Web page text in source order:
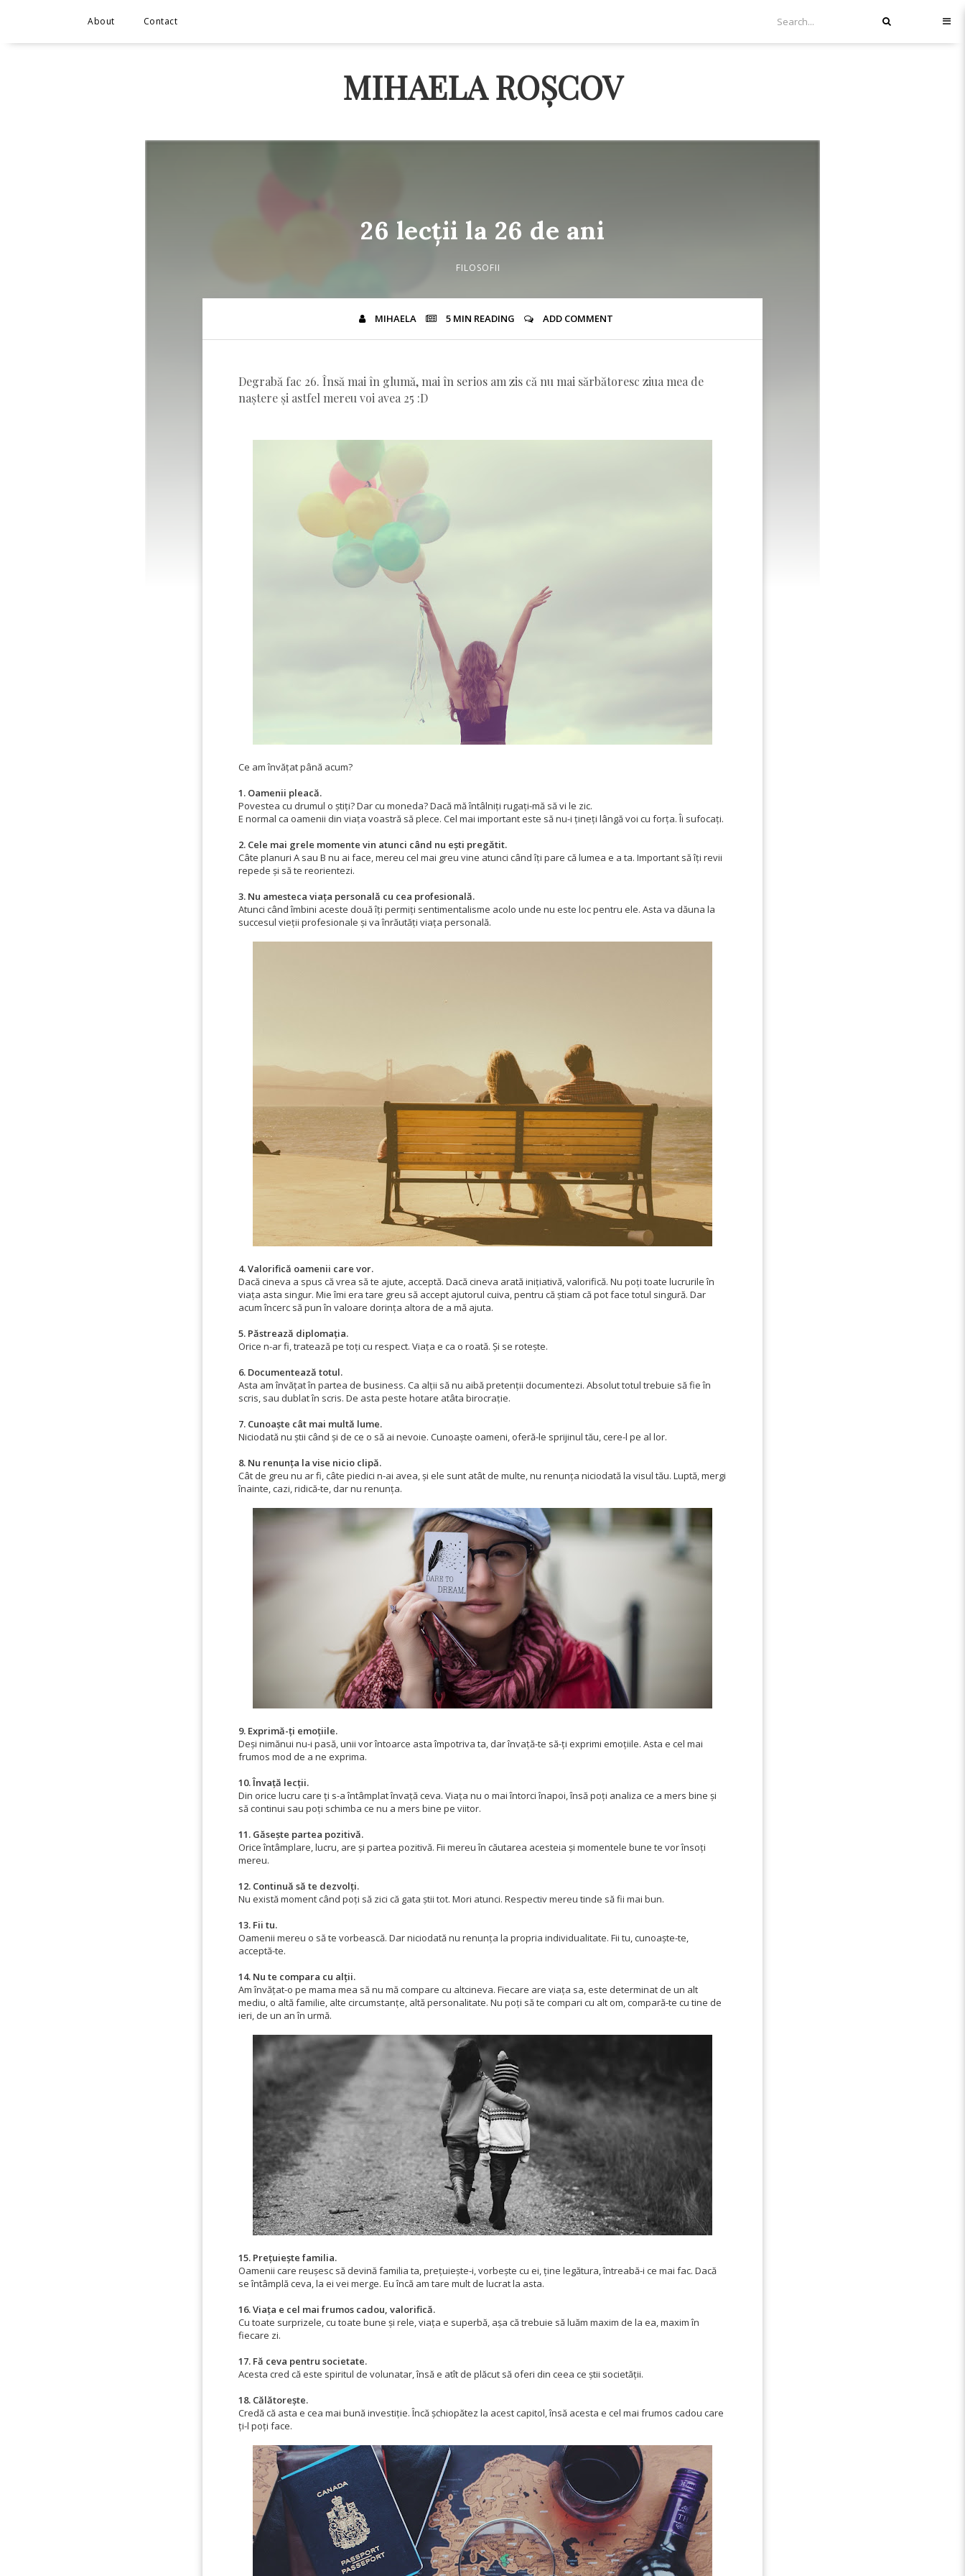
About Contact
MIHAELA ROȘCOV
26 lecții la 26 de ani
FILOSOFII
MIHAELA 5 MIN READING ADD COMMENT
Degrabă fac 26. Însă mai în glumă, mai în serios am zis că nu mai sărbătoresc ziua mea de
naștere și astfel mereu voi avea 25 :D
Ce am învățat până acum?
1. Oamenii pleacă.
Povestea cu drumul o știți? Dar cu moneda? Dacă mă întâlniți rugați-mă să vi le zic.
E normal ca oamenii din viața voastră să plece. Cel mai important este să nu-i țineți lângă voi cu forța. Îi sufocați.
2. Cele mai grele momente vin atunci când nu ești pregătit.
Câte planuri A sau B nu ai face, mereu cel mai greu vine atunci când îți pare că lumea e a ta. Important să îți revii
repede și să te reorientezi.
3. Nu amesteca viața personală cu cea profesională.
Atunci când îmbini aceste două îți permiți sentimentalisme acolo unde nu este loc pentru ele. Asta va dăuna la
succesul vieții profesionale și va înrăutăți viața personală.
4. Valorifică oamenii care vor.
Dacă cineva a spus că vrea să te ajute, acceptă. Dacă cineva arată inițiativă, valorifică. Nu poți toate lucrurile în
viața asta singur. Mie îmi era tare greu să accept ajutorul cuiva, pentru că știam că pot face totul singură. Dar
acum încerc să pun în valoare dorința altora de a mă ajuta.
5. Păstrează diplomația.
Orice n-ar fi, tratează pe toți cu respect. Viața e ca o roată. Și se rotește.
6. Documentează totul.
Asta am învățat în partea de business. Ca alții să nu aibă pretenții documentezi. Absolut totul trebuie să fie în
scris, sau dublat în scris. De asta peste hotare atâta birocrație.
7. Cunoaște cât mai multă lume.
Niciodată nu știi când și de ce o să ai nevoie. Cunoaște oameni, oferă-le sprijinul tău, cere-l pe al lor.
8. Nu renunța la vise nicio clipă.
Cât de greu nu ar fi, câte piedici n-ai avea, și ele sunt atât de multe, nu renunța niciodată la visul tău. Luptă, mergi
înainte, cazi, ridică-te, dar nu renunța.
9. Exprimă-ți emoțiile.
Deși nimănui nu-i pasă, unii vor întoarce asta împotriva ta, dar învață-te să-ți exprimi emoțiile. Asta e cel mai
frumos mod de a ne exprima.
10. Învață lecții.
Din orice lucru care ți s-a întâmplat învață ceva. Viața nu o mai întorci înapoi, însă poți analiza ce a mers bine și
să continui sau poți schimba ce nu a mers bine pe viitor.
11. Găsește partea pozitivă.
Orice întâmplare, lucru, are și partea pozitivă. Fii mereu în căutarea acesteia și momentele bune te vor însoți
mereu.
12. Continuă să te dezvolți.
Nu există moment când poți să zici că gata știi tot. Mori atunci. Respectiv mereu tinde să fii mai bun.
13. Fii tu.
Oamenii mereu o să te vorbească. Dar niciodată nu renunța la propria individualitate. Fii tu, cunoaște-te,
acceptă-te.
14. Nu te compara cu alții.
Am învățat-o pe mama mea să nu mă compare cu altcineva. Fiecare are viața sa, este determinat de un alt
mediu, o altă familie, alte circumstanțe, altă personalitate. Nu poți să te compari cu alt om, compară-te cu tine de
ieri, de un an în urmă.
15. Prețuiește familia.
Oamenii care reușesc să devină familia ta, prețuiește-i, vorbește cu ei, ține legătura, întreabă-i ce mai fac. Dacă
se întâmplă ceva, la ei vei merge. Eu încă am tare mult de lucrat la asta.
16. Viața e cel mai frumos cadou, valorifică.
Cu toate surprizele, cu toate bune și rele, viața e superbă, așa că trebuie să luăm maxim de la ea, maxim în
fiecare zi.
17. Fă ceva pentru societate.
Acesta cred că este spiritul de volunatar, însă e atît de plăcut să oferi din ceea ce știi societății.
18. Călătorește.
Credă că asta e cea mai bună investiție. Încă șchiopătez la acest capitol, însă acesta e cel mai frumos cadou care
ți-l poți face.